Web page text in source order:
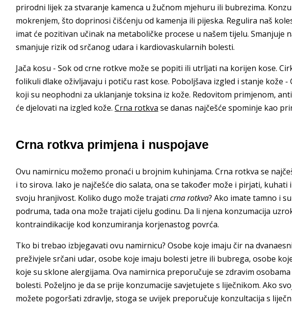
prirodni lijek za stvaranje kamenca u žučnom mjehuru ili bubrezima.
mokrenjem, što doprinosi čišćenju od kamenja ili pijeska. Regulira naš
imat će pozitivan učinak na metaboličke procese u našem tijelu. Smanjuje
smanjuje rizik od srčanog udara i kardiovaskularnih bolesti.
Jača kosu - Sok od crne rotkve može se popiti ili utrljati na korijen kose.
folikuli dlake oživljavaju i potiču rast kose. Poboljšava izgled i stanje kože
koji su neophodni za uklanjanje toksina iz kože. Redovitom primjenom,
će djelovati na izgled kože. Crna rotkva se danas najčešće spominje kao
Crna rotkva primjena i nuspojave
Ovu namirnicu možemo pronaći u brojnim kuhinjama. Crna rotkva se
i to sirova. Iako je najčešće dio salata, ona se također može i pirjati,
svoju hranjivost. Koliko dugo može trajati crna rotkva? Ako imate tamno i
podruma, tada ona može trajati cijelu godinu. Da li njena konzumacija
kontraindikacije kod konzumiranja korjenastog povrća.
Tko bi trebao izbjegavati ovu namirnicu? Osobe koje imaju čir na
preživjele srčani udar, osobe koje imaju bolesti jetre ili bubrega, osobe
koje su sklone alergijama. Ova namirnica preporučuje se zdravim
bolesti. Poželjno je da se prije konzumacije savjetujete s liječnikom. Ako
možete pogoršati zdravlje, stoga se uvijek preporučuje konzultacija s